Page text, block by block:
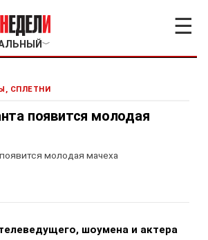
﹀
☰
СПЛЕТНИ
появится молодая
молодая мачеха
шоумена и актера